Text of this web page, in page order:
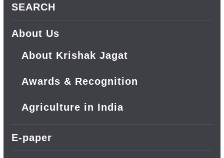
SEARCH
About Us
About Krishak Jagat
Awards & Recognition
Agriculture in India
E-paper